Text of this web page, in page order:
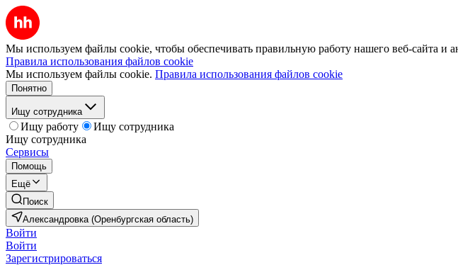
Мы используем файлы cookie, чтобы обеспечивать правильную работу нашего веб-сайта и
Правила использования файлов cookie
Мы используем файлы cookie. Правила использования файлов cookie
Понятно
Ищу сотрудника
Ищу работу
Ищу сотрудника
Ищу сотрудника
Сервисы
Помощь
Ещё
Поиск
Александровка (Оренбургская область)
Войти
Войти
Зарегистрироваться